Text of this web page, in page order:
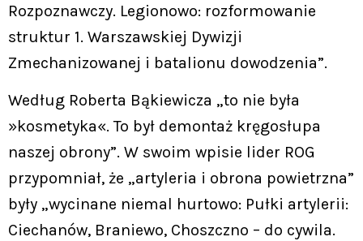
Rozpoznawczy. Legionowo: rozformowanie
struktur 1. Warszawskiej Dywizji
Zmechanizowanej i batalionu dowodzenia”.
Według Roberta Bąkiewicza „to nie była
»kosmetyka«. To był demontaż kręgosłupa
naszej obrony”. W swoim wpisie lider ROG
przypomniał, że „artyleria i obrona powietrzna”
były „wycinane niemal hurtowo: Pułki artylerii:
Ciechanów, Braniewo, Choszczno – do cywila.